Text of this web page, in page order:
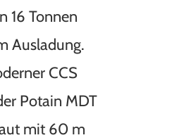
16 Tonnen
Ausladung.
CCS
Potain MDT
mit 60 m